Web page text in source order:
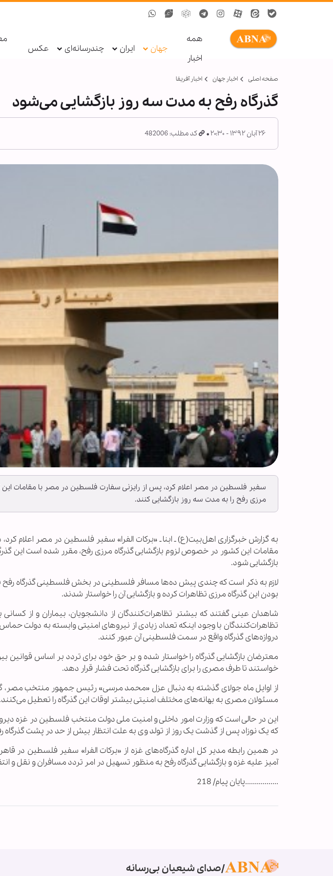
همه
اخبار
جهان ایران چندرسانه‌ای عکس
صفحه اصلی اخبار جهان اخبار آفریقا
گذرگاه رفح به مدت سه روز بازگشایی می‌شود
۲۶ آبان ۱۳۹۲ - ۲۰:۳۰ کد مطلب: 482006
سفیر فلسطین در مصر اعلام کرد، پس از رایزنی سفارت فلسطین در مصر با مقامات این
مرزی رفح را به مدت سه روز بازگشایی کنند.
به گزارش خبرگزاری اهل‌بیت(ع) ـ ابنا ـ «برکات الفرا» سفیر فلسطین در مصر اعلام
مقامات این کشور در خصوص لزوم بازگشایی گذرگاه مرزی رفح، مقرر شده است این
بازگشایی شود.
لازم به ذکر است که چندی پیش ده‌ها مسافر فلسطینی در بخش فلسطینی گذرگاه
بودن این گذرگاه مرزی تظاهرات کرده و بازگشایی آن را خواستار شدند.
شاهدان عینی گفتند که بیشتر تظاهرات‌کنندگان از دانشجویان، بیماران و از
تظاهرات‌کنندگان با وجود اینکه تعداد زیادی از نیروهای امنیتی وابسته به دولت
دروازه‌های گذرگاه واقع در سمت فلسطینی آن عبور کنند.
معترضان بازگشایی گذرگاه را خواستار شده و بر حق خود برای تردد بر اساس قوانین
خواستند تا طرف مصری را برای بازگشایی گذرگاه تحت فشار قرار دهد.
از اوایل ماه جولای گذشته به دنبال عزل «محمد مرسی» رئیس جمهور منتخب مصر،
مسئولان مصری به بهانه‌های مختلف امنیتی بیشتر اوقات این گذرگاه را تعطیل می‌کنند.
این در حالی است که وزارت امور داخلی و امنیت ملی دولت منتخب فلسطین در غزه
که یک نوزاد پس از گذشت یک روز از تولد وی به علت انتظار بیش از حد در پشت گذرگاه
در همین رابطه مدیر کل اداره گذرگاه‌های غزه از «برکات الفرا» سفیر فلسطین در
آمیز علیه غزه و بازگشایی گذرگاه رفح به منظور تسهیل در امر تردد مسافران و نقل و
.................پایان پیام/ 218
صدای شیعیان بی‌رسانه